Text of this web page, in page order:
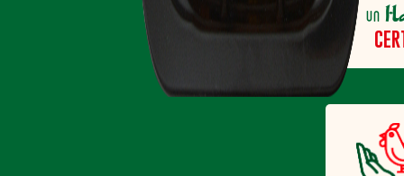
un